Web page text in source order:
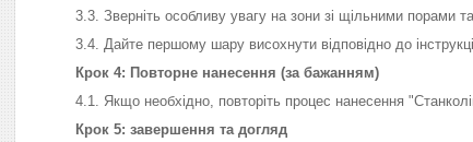
3.3. Зверніть особливу увагу на зони зі щільними порами
3.4. Дайте першому шару висохнути відповідно до
Крок 4: Повторне нанесення (за бажанням)
4.1. Якщо необхідно, повторіть процес нанесення
Крок 5: завершення та догляд